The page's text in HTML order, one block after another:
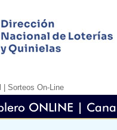
| Sorteos On-Line